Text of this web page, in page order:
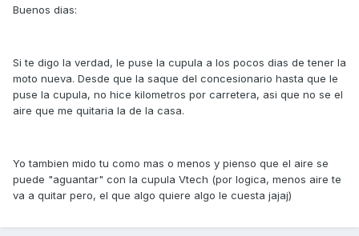
Buenos dias:
Si te digo la verdad, le puse la cupula a los pocos dias de tener la
moto nueva. Desde que la saque del concesionario hasta que le
puse la cupula, no hice kilometros por carretera, asi que no se el
aire que me quitaria la de la casa.
Yo tambien mido tu como mas o menos y pienso que el aire se
puede "aguantar" con la cupula Vtech (por logica, menos aire te
va a quitar pero, el que algo quiere algo le cuesta jajaj)